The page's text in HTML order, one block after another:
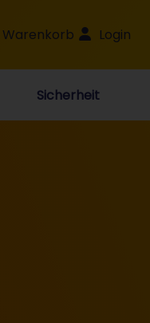
Warenkorb Login
Sicherheit